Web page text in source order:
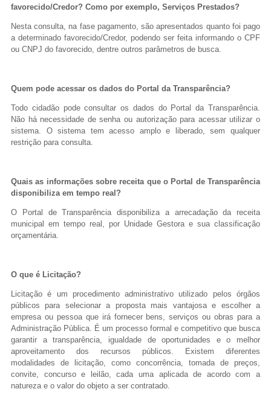
favorecido/Credor? Como por exemplo, Serviços Prestados?
Nesta consulta, na fase pagamento, são apresentados quanto foi pago
a determinado favorecido/Credor, podendo ser feita informando o CPF
ou CNPJ do favorecido, dentre outros parâmetros de busca.
Quem pode acessar os dados do Portal da Transparência?
Todo cidadão pode consultar os dados do Portal da Transparência.
Não há necessidade de senha ou autorização para acessar utilizar o
sistema. O sistema tem acesso amplo e liberado, sem qualquer
restrição para consulta.
Quais as informações sobre receita que o Portal de Transparência
disponibiliza em tempo real?
O Portal de Transparência disponibiliza a arrecadação da receita
municipal em tempo real, por Unidade Gestora e sua classificação
orçamentária.
O que é Licitação?
Licitação é um procedimento administrativo utilizado pelos órgãos
públicos para selecionar a proposta mais vantajosa e escolher a
empresa ou pessoa que irá fornecer bens, serviços ou obras para a
Administração Pública. É um processo formal e competitivo que busca
garantir a transparência, igualdade de oportunidades e o melhor
aproveitamento dos recursos públicos. Existem diferentes
modalidades de licitação, como concorrência, tomada de preços,
convite, concurso e leilão, cada uma aplicada de acordo com a
natureza e o valor do objeto a ser contratado.